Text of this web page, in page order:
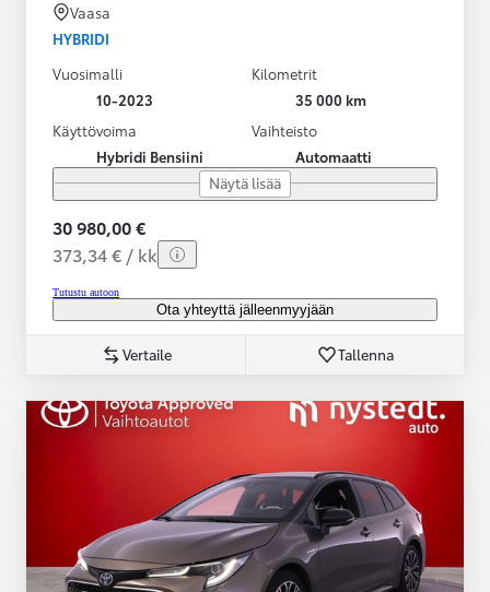
Vaasa
HYBRIDI
Vuosimalli
10-2023
Kilometrit
35 000 km
Käyttövoima
Hybridi Bensiini
Vaihteisto
Automaatti
Näytä lisää
30 980,00 €
373,34 € / kk
Tutustu autoon
Ota yhteyttä jälleenmyyjään
Vertaile Tallenna